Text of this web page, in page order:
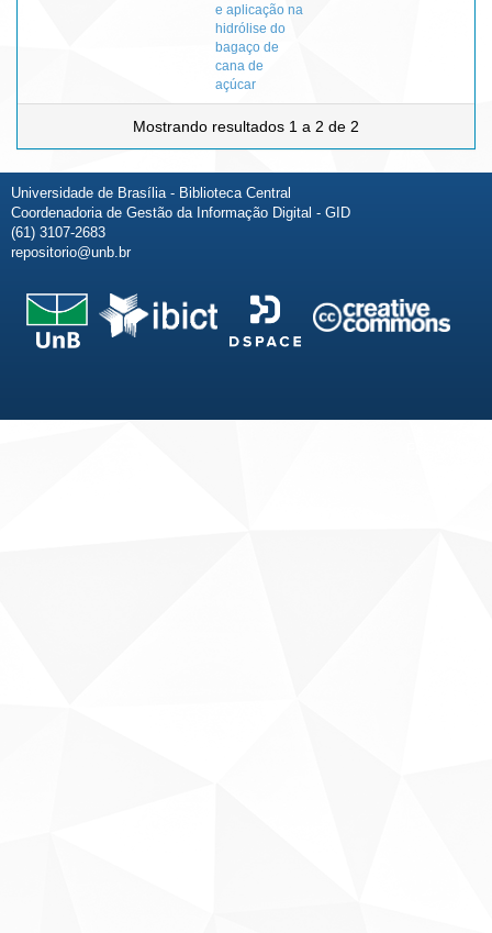
e aplicação na
hidrólise do
bagaço de
cana de
açúcar
Mostrando resultados 1 a 2 de 2
Universidade de Brasília - Biblioteca Central
Coordenadoria de Gestão da Informação Digital - GID
(61) 3107-2683
repositorio@unb.br